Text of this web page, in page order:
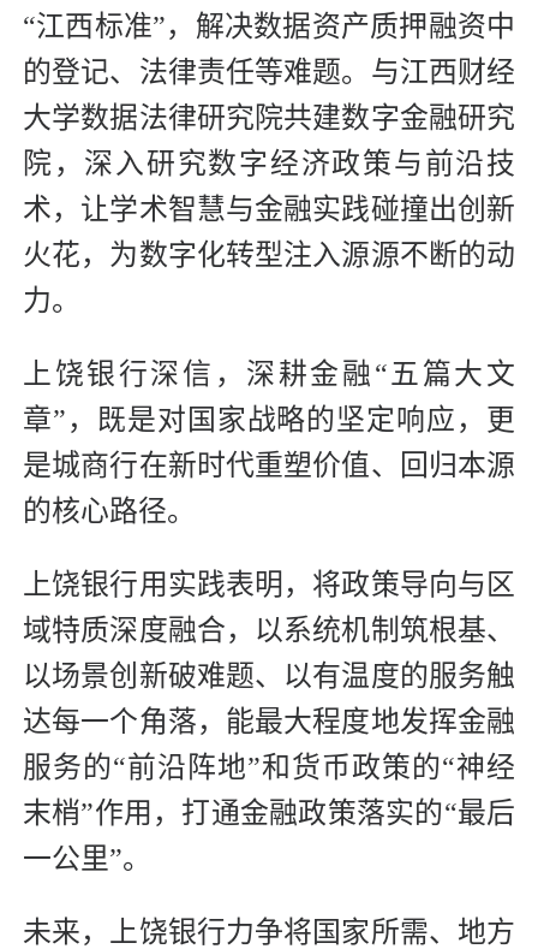
“江西标准”，解决数据资产质押融资中
的登记、法律责任等难题。与江西财经
大学数据法律研究院共建数字金融研究
院，深入研究数字经济政策与前沿技
术，让学术智慧与金融实践碰撞出创新
火花，为数字化转型注入源源不断的动
力。
上饶银行深信，深耕金融“五篇大文
章”，既是对国家战略的坚定响应，更
是城商行在新时代重塑价值、回归本源
的核心路径。
上饶银行用实践表明，将政策导向与区
域特质深度融合，以系统机制筑根基、
以场景创新破难题、以有温度的服务触
达每一个角落，能最大程度地发挥金融
服务的“前沿阵地”和货币政策的“神经
末梢”作用，打通金融政策落实的“最后
一公里”。
未来，上饶银行力争将国家所需、地方